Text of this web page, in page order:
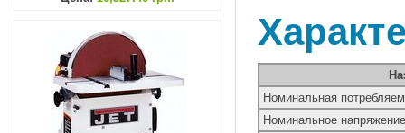
Номинальная
Номинальное